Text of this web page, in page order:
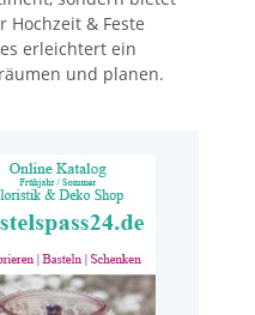
& Feste
erleichtert ein
und planen.